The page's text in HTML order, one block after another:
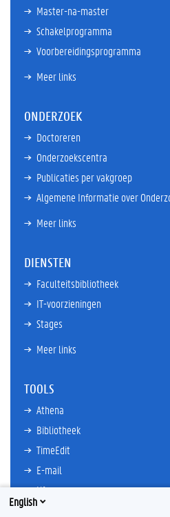
Master-na-master
Schakelprogramma
Voorbereidingsprogramma
Meer links
ONDERZOEK
Doctoreren
Onderzoekscentra
Publicaties per vakgroep
Algemene Informatie over
Meer links
DIENSTEN
Faculteitsbibliotheek
IT-voorzieningen
Stages
Meer links
TOOLS
Athena
Bibliotheek
TimeEdit
E-mail
Ufora
Oasis
English